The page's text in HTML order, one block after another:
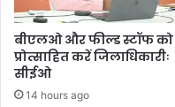
बीएलओ और फील्ड स्टॉफ को
प्रोत्साहित करें जिलाधिकारीः
सीईओ
14 hours ago